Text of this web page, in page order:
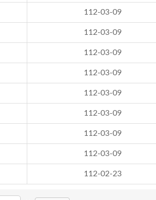
112-03-09
112-03-09
112-03-09
112-03-09
112-03-09
112-03-09
112-03-09
112-03-09
112-02-23